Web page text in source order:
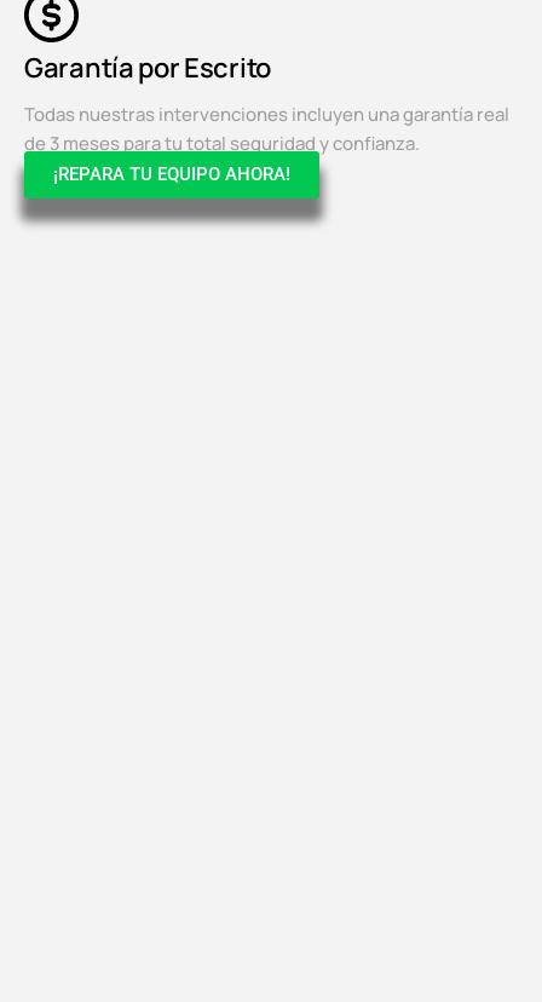
Garantía por Escrito
Todas nuestras intervenciones incluyen una garantía real
de 3 meses para tu total seguridad y confianza.
¡REPARA TU EQUIPO AHORA!